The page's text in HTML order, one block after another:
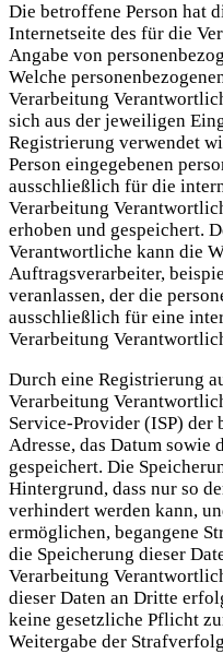
Die betroffene Person hat
Internetseite des für die
Angabe von
Welche
Verarbeitung
sich aus der jeweiligen
Registrierung verwendet
Person eingegebenen
ausschließlich für die
Verarbeitung
erhoben und gespeichert.
Verantwortliche kann die
Auftragsverarbeiter,
veranlassen, der die
ausschließlich für eine
Verarbeitung
Durch eine Registrierung
Verarbeitung
Service-Provider (ISP) der
Adresse, das Datum
gespeichert. Die
Hintergrund, dass nur so
verhindert werden kann,
ermöglichen, begangene
die Speicherung dieser
Verarbeitung
dieser Daten an Dritte
keine gesetzliche Pflicht
Weitergabe der